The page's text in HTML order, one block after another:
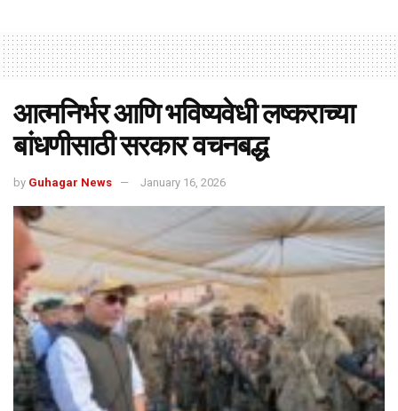
आत्मनिर्भर आणि भविष्यवेधी लष्कराच्या
बांधणीसाठी सरकार वचनबद्ध
by Guhagar News January 16, 2026